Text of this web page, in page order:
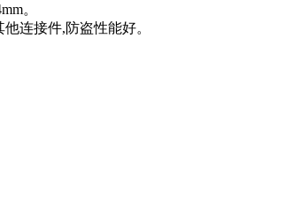
。
连接件,防盗性能好。